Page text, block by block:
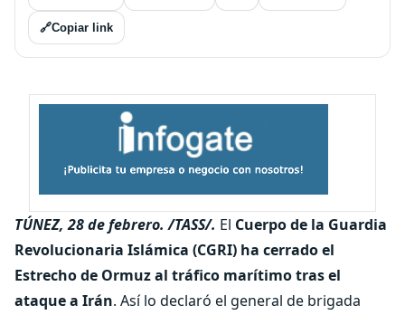
🔗Copiar link
TÚNEZ, 28 de febrero. /TASS/. El Cuerpo de la Guardia
Revolucionaria Islámica (CGRI) ha cerrado el
Estrecho de Ormuz al tráfico marítimo tras el
ataque a Irán. Así lo declaró el general de brigada